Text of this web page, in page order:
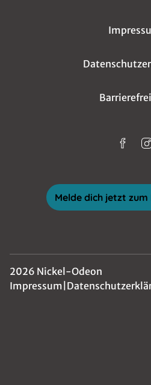
Melde dich jetzt
2026 Nickel-Odeon
Impressum